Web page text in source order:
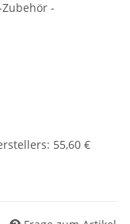
-
: 55,60 €